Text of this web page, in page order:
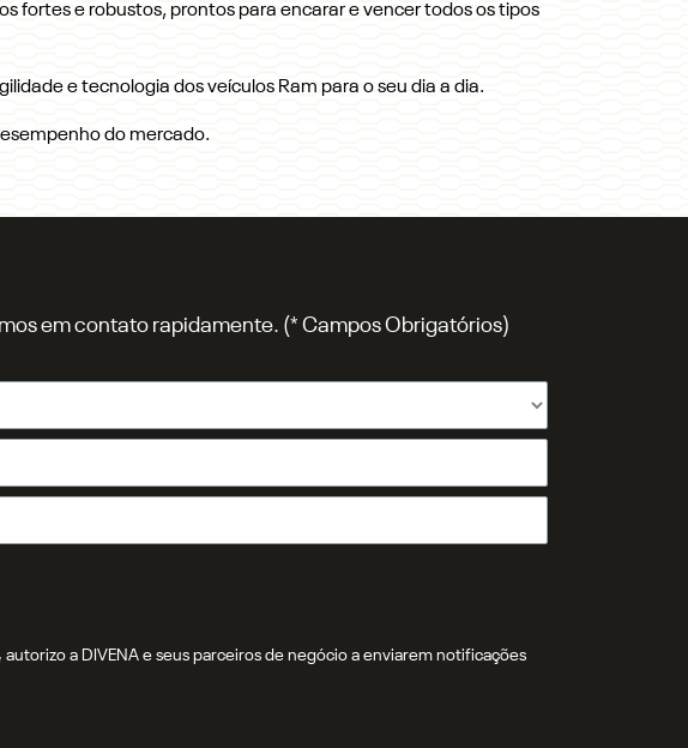
fortes e robustos, prontos para encarar e vencer todos os tipos
e tecnologia dos veículos Ram para o seu dia a dia.
do mercado.
em contato rapidamente. (* Campos Obrigatórios)
a DIVENA e seus parceiros de negócio a enviarem notificações